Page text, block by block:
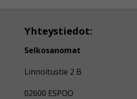
Yhteystiedot:
Selkosanomat
Linnoitustie 2 B
02600 ESPOO